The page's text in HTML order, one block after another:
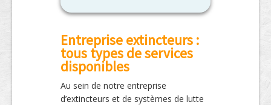
Entreprise extincteurs :
tous types de services
disponibles
Au sein de notre entreprise
d’extincteurs et de systèmes de lutte